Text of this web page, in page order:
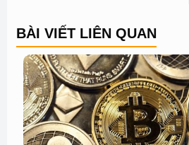
BÀI VIẾT LIÊN QUAN